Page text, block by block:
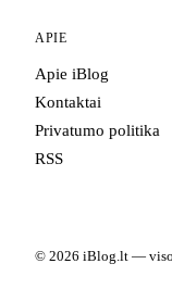
APIE
Apie iBlog
Kontaktai
Privatumo politika
RSS
© 2026 iBlog.lt —